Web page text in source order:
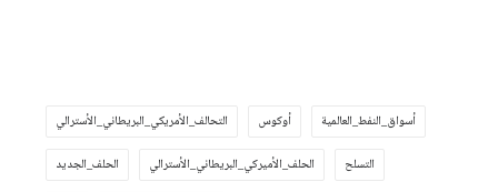
أسواق_النفط_العالمية أوكوس التحالف_الأمريكي_البريطاني_الأسترالي
التسلح الحلف_الأميركي_البريطاني_الأسترالي الحلف_الجديد